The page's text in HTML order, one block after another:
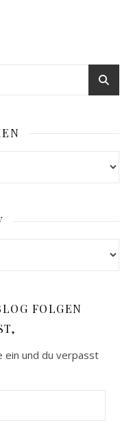
FOLGEN
ein und du verpasst